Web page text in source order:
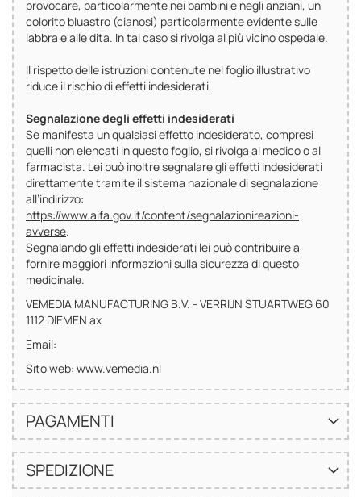
provocare, particolarmente nei bambini e negli anziani, un
colorito bluastro (cianosi) particolarmente evidente sulle
labbra e alle dita. In tal caso si rivolga al più vicino ospedale.
Il rispetto delle istruzioni contenute nel foglio illustrativo
riduce il rischio di effetti indesiderati.
Segnalazione degli effetti indesiderati
Se manifesta un qualsiasi effetto indesiderato, compresi
quelli non elencati in questo foglio, si rivolga al medico o al
farmacista. Lei può inoltre segnalare gli effetti indesiderati
direttamente tramite il sistema nazionale di segnalazione
all’indirizzo:
https://www.aifa.gov.it/content/segnalazionireazioni-
avverse.
Segnalando gli effetti indesiderati lei può contribuire a
fornire maggiori informazioni sulla sicurezza di questo
medicinale.
VEMEDIA MANUFACTURING B.V. - VERRIJN STUARTWEG 60
1112 DIEMEN ax
Email:
Sito web: www.vemedia.nl
PAGAMENTI
SPEDIZIONE